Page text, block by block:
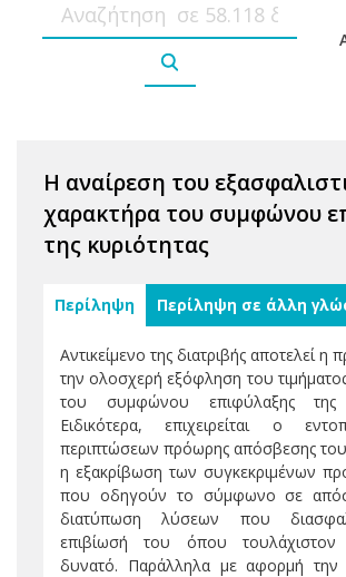
Η αναίρεση του
χαρακτήρα του συμφώνου
της κυριότητας
Περίληψη Περίληψη σε άλλη
Αντικείμενο της διατριβής αποτελεί η
την ολοσχερή εξόφληση του
του συμφώνου επιφύλαξης της
Ειδικότερα, επιχειρείται ο
περιπτώσεων πρόωρης απόσβεσης
η εξακρίβωση των συγκεκριμένων
που οδηγούν το σύμφωνο σε
διατύπωση λύσεων που
επιβίωσή του όπου τουλάχιστον
δυνατό. Παράλληλα με αφορμή την